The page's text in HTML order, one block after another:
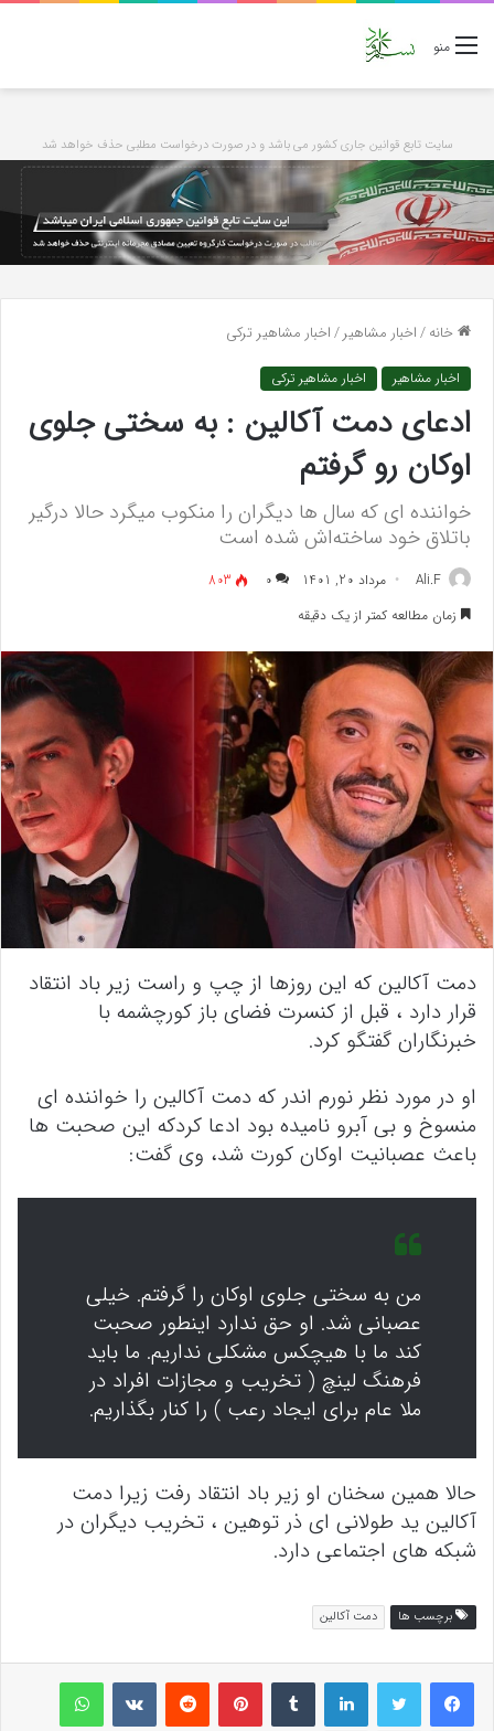
منو
سایت تابع قوانین جاری کشور می باشد و در صورت درخواست مطلبی حذف خواهد شد
خانه/اخبار مشاهیر/اخبار مشاهیر ترکی
اخبار مشاهیر اخبار مشاهیر ترکی
ادعای دمت آکالین : به سختی جلوی
اوکان رو گرفتم
خواننده ای که سال ها دیگران را منکوب میگرد حالا درگیر
باتلاق خود ساخته‌اش شده است
Ali.F مرداد 20, 1401 ۰
803
زمان مطالعه کمتر از یک دقیقه
دمت آکالین که این روزها از چپ و راست زیر باد انتقاد
قرار دارد ، قبل از کنسرت فضای باز کورچشمه با
خبرنگاران گفتگو کرد.
او در مورد نظر نورم اندر که دمت آکالین را خواننده ای
منسوخ و بی آبرو نامیده بود ادعا کردکه این صحبت ها
باعث عصبانیت اوکان کورت شد، وی گفت:
من به سختی جلوی اوکان را گرفتم. خیلی
عصبانی شد. او حق ندارد اینطور صحبت
کند ما با هیچکس مشکلی نداریم. ما باید
فرهنگ لینچ ( تخریب و مجازات افراد در
ملا عام برای ایجاد رعب ) را کنار بگذاریم.
حالا همین سخنان او زیر باد انتقاد رفت زیرا دمت
آکالین ید طولانی ای ذر توهین ، تخریب دیگران در
شبکه های اجتماعی دارد.
برچسب ها دمت آکالین
لینکداینتامبلر پینتریستReddit
VKontakteواتس آپ